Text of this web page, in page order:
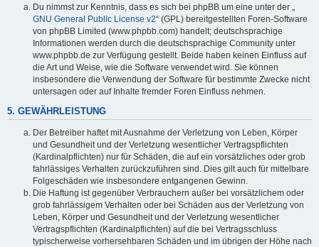
Du nimmst zur Kenntnis, dass es sich bei phpBB um eine unter der „
GNU General Public License v2“ (GPL) bereitgestellten Foren-Software
von phpBB Limited (www.phpbb.com) handelt; deutschsprachige
Informationen werden durch die deutschsprachige Community unter
www.phpbb.de zur Verfügung gestellt. Beide haben keinen Einfluss auf
die Art und Weise, wie die Software verwendet wird. Sie können
insbesondere die Verwendung der Software für bestimmte Zwecke nicht
untersagen oder auf Inhalte fremder Foren Einfluss nehmen.
5. GEWÄHRLEISTUNG
Der Betreiber haftet mit Ausnahme der Verletzung von Leben, Körper
und Gesundheit und der Verletzung wesentlicher Vertragspflichten
(Kardinalpflichten) nur für Schäden, die auf ein vorsätzliches oder grob
fahrlässiges Verhalten zurückzuführen sind. Dies gilt auch für mittelbare
Folgeschäden wie insbesondere entgangenen Gewinn.
Die Haftung ist gegenüber Verbrauchern außer bei vorsätzlichem oder
grob fahrlässigem Verhalten oder bei Schäden aus der Verletzung von
Leben, Körper und Gesundheit und der Verletzung wesentlicher
Vertragspflichten (Kardinalpflichten) auf die bei Vertragsschluss
typischerweise vorhersehbaren Schäden und im übrigen der Höhe nach